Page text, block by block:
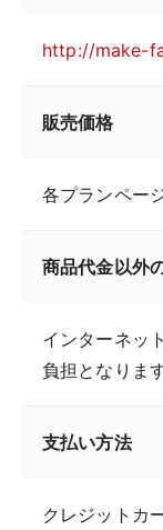
http://make-
販売価格
各プランペー
商品代金以外
インターネッ
負担となります
支払い方法
クレジットカ